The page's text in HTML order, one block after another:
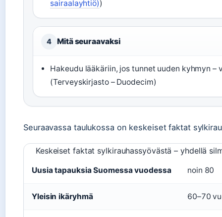
sairaalayhtiö))
4 Mitä seuraavaksi
Hakeudu lääkäriin, jos tunnet uuden kyhmyn
(Terveyskirjasto – Duodecim)
Seuraavassa taulukossa on keskeiset faktat
Keskeiset faktat sylkirauhassyövästä – yhdellä
Uusia tapauksia Suomessa vuodessa noin 80
Yleisin ikäryhmä 60–70